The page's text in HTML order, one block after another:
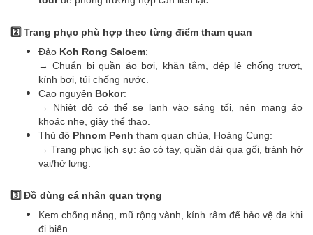
2️⃣ Trang phục phù hợp theo từng điểm tham quan
Đảo Koh Rong Saloem:
→ Chuẩn bị quần áo bơi, khăn tắm, dép lê chống trượt,
kính bơi, túi chống nước.
Cao nguyên Bokor:
→ Nhiệt độ có thể se lạnh vào sáng tối, nên mang áo
khoác nhẹ, giày thể thao.
Thủ đô Phnom Penh tham quan chùa, Hoàng Cung:
→ Trang phục lịch sự: áo có tay, quần dài qua gối, tránh hở
vai/hở lưng.
3️⃣ Đồ dùng cá nhân quan trọng
Kem chống nắng, mũ rộng vành, kính râm để bảo vệ da khi
đi biển.